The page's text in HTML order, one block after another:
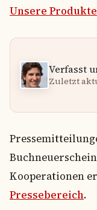
Unsere
Verfasst
Zuletzt
Kooperationen
Pressebereich.